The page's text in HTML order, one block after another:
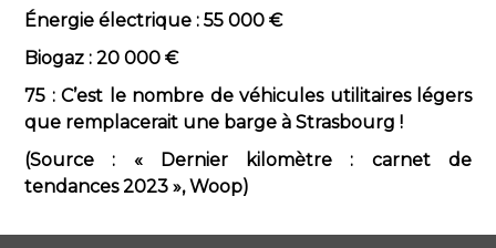
Énergie électrique : 55 000 €
Biogaz : 20 000 €
75 : C’est le nombre de véhicules utilitaires légers
que remplacerait une barge à Strasbourg !
(Source : « Dernier kilomètre : carnet de
tendances 2023 », Woop)